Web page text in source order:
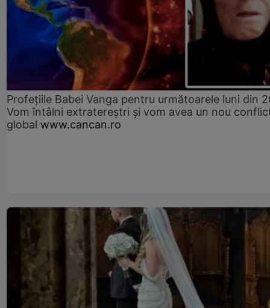
Profețiile Babei Vanga pentru următoarele luni din
Vom întâlni extratereștri și vom avea un nou
global www.cancan.ro